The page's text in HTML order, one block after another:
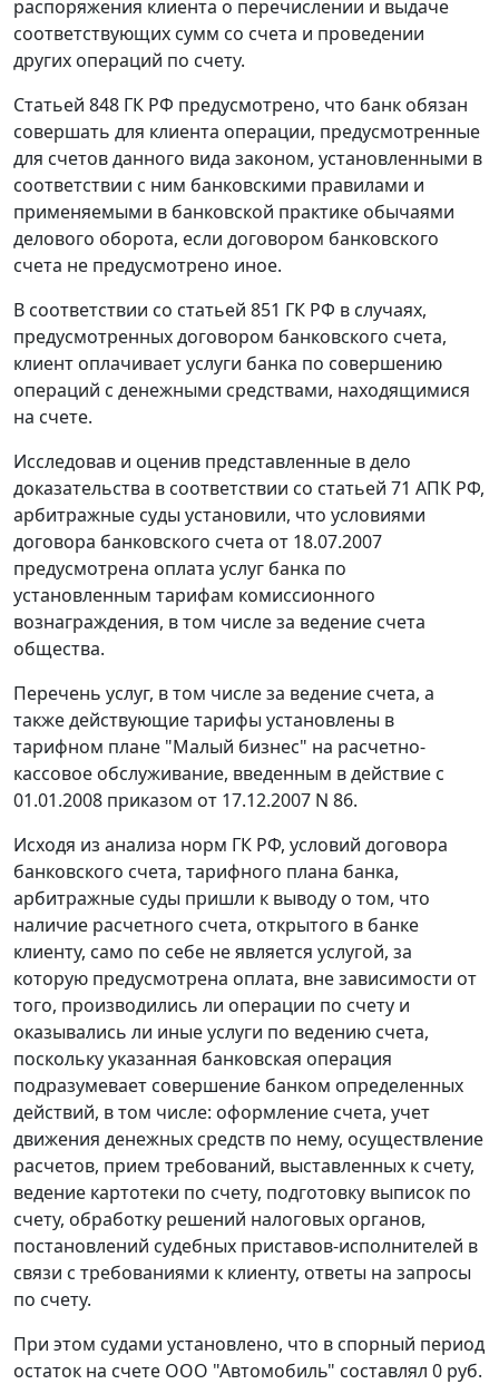
распоряжения клиента о перечислении и выдаче
соответствующих сумм со счета и проведении
других операций по счету.
Статьей 848 ГК РФ предусмотрено, что банк обязан
совершать для клиента операции, предусмотренные
для счетов данного вида законом, установленными в
соответствии с ним банковскими правилами и
применяемыми в банковской практике обычаями
делового оборота, если договором банковского
счета не предусмотрено иное.
В соответствии со статьей 851 ГК РФ в случаях,
предусмотренных договором банковского счета,
клиент оплачивает услуги банка по совершению
операций с денежными средствами, находящимися
на счете.
Исследовав и оценив представленные в дело
доказательства в соответствии со статьей 71 АПК РФ,
арбитражные суды установили, что условиями
договора банковского счета от 18.07.2007
предусмотрена оплата услуг банка по
установленным тарифам комиссионного
вознаграждения, в том числе за ведение счета
общества.
Перечень услуг, в том числе за ведение счета, а
также действующие тарифы установлены в
тарифном плане "Малый бизнес" на расчетно-
кассовое обслуживание, введенным в действие с
01.01.2008 приказом от 17.12.2007 N 86.
Исходя из анализа норм ГК РФ, условий договора
банковского счета, тарифного плана банка,
арбитражные суды пришли к выводу о том, что
наличие расчетного счета, открытого в банке
клиенту, само по себе не является услугой, за
которую предусмотрена оплата, вне зависимости от
того, производились ли операции по счету и
оказывались ли иные услуги по ведению счета,
поскольку указанная банковская операция
подразумевает совершение банком определенных
действий, в том числе: оформление счета, учет
движения денежных средств по нему, осуществление
расчетов, прием требований, выставленных к счету,
ведение картотеки по счету, подготовку выписок по
счету, обработку решений налоговых органов,
постановлений судебных приставов-исполнителей в
связи с требованиями к клиенту, ответы на запросы
по счету.
При этом судами установлено, что в спорный период
остаток на счете ООО "Автомобиль" составлял 0 руб.